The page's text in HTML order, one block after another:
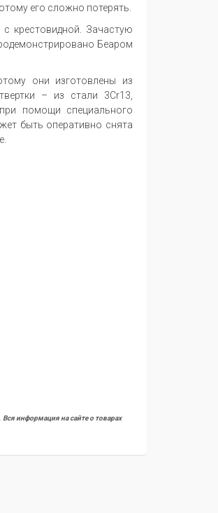
его сложно потерять.
крестовидной. Зачастую
Беаром
они изготовлены из
– из стали 3Cr13,
помощи специального
быть оперативно снята
Вся информация на сайте о товарах